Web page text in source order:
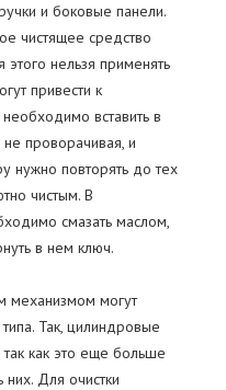
и боковые панели.
чистящее средство
нельзя применять
привести к
вставить в
проворачивая, и
нужно повторять до тех
чистым. В
смазать маслом,
в нем ключ.
механизмом могут
типа. Так, цилиндровые
так как это еще больше
них. Для очистки